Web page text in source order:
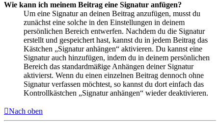
Wie kann ich meinem Beitrag eine Signatur anfügen?
Um eine Signatur an deinen Beitrag anzufügen, musst du
zunächst eine solche in den Einstellungen in deinem
persönlichen Bereich entwerfen. Nachdem du die Signatur
erstellt und gespeichert hast, kannst du in jedem Beitrag das
Kästchen „Signatur anhängen“ aktivieren. Du kannst eine
Signatur auch hinzufügen, indem du in deinem persönlichen
Bereich das standardmäßige Anhängen deiner Signatur
aktivierst. Wenn du einen einzelnen Beitrag dennoch ohne
Signatur verfassen möchtest, so kannst du dort einfach das
Kontrollkästchen „Signatur anhängen“ wieder deaktivieren.
Nach oben